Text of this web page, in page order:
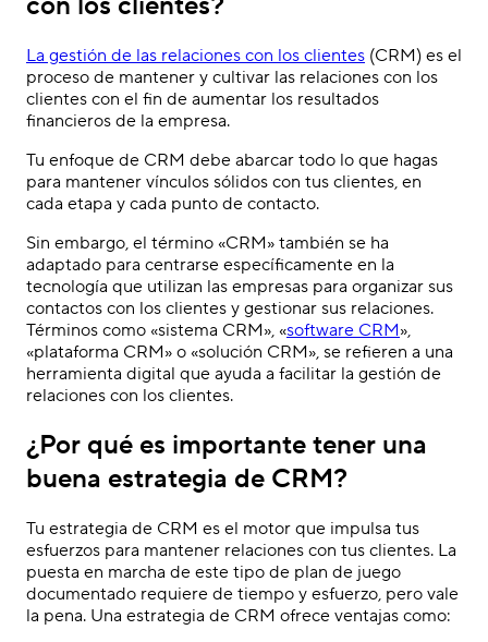
La gestión de las relaciones con los clientes (CRM) es el
proceso de mantener y cultivar las relaciones con los
clientes con el fin de aumentar los resultados
financieros de la empresa.
Tu enfoque de CRM debe abarcar todo lo que hagas
para mantener vínculos sólidos con tus clientes, en
cada etapa y cada punto de contacto.
Sin embargo, el término «CRM» también se ha
adaptado para centrarse específicamente en la
tecnología que utilizan las empresas para organizar sus
contactos con los clientes y gestionar sus relaciones.
Términos como «sistema CRM», «software CRM»,
«plataforma CRM» o «solución CRM», se refieren a una
herramienta digital que ayuda a facilitar la gestión de
relaciones con los clientes.
¿Por qué es importante tener una
buena estrategia de CRM?
Tu estrategia de CRM es el motor que impulsa tus
esfuerzos para mantener relaciones con tus clientes. La
puesta en marcha de este tipo de plan de juego
documentado requiere de tiempo y esfuerzo, pero vale
la pena. Una estrategia de CRM ofrece ventajas como: